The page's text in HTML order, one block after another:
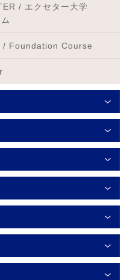
/ エクセター大学
/ Foundation Course